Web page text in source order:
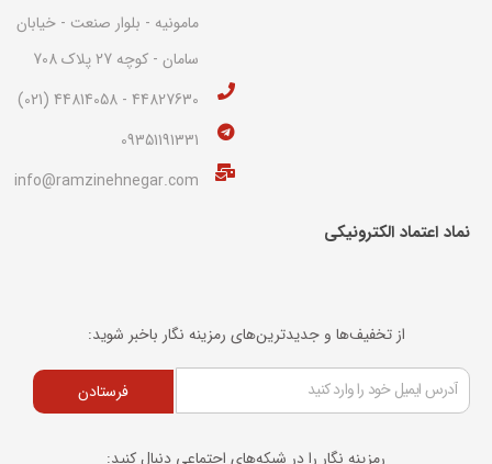
مامونیه - بلوار صنعت - خیابان
سامان - کوچه 27 پلاک 708
44827630 - 44814058 (021)
09351191331
info@ramzinehnegar.com
نماد اعتماد الکترونیکی​
از تخفیف‌ها و جدیدترین‌های رمزینه نگار باخبر شوید:
فرستادن
رمزینه نگار را در شبکه‌های اجتماعی دنبال کنید: